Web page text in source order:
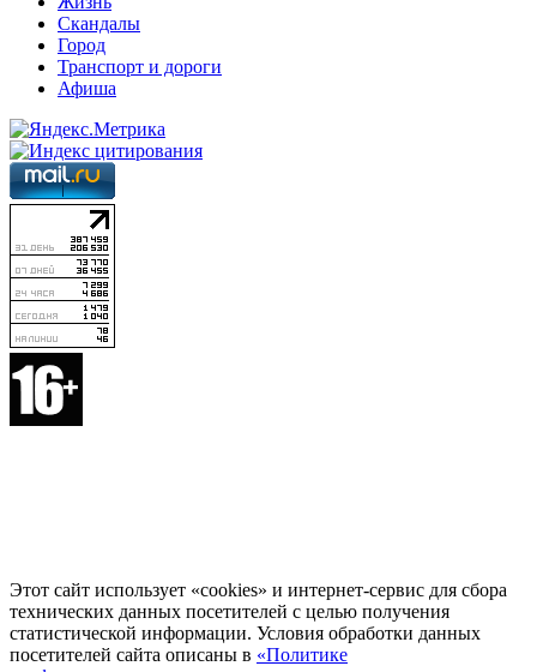
Скандалы
Город
Транспорт и дороги
Афиша
Этот сайт использует «cookies» и интернет-сервис для сбора
технических данных посетителей с целью получения
статистической информации. Условия обработки данных
посетителей сайта описаны в «Политике